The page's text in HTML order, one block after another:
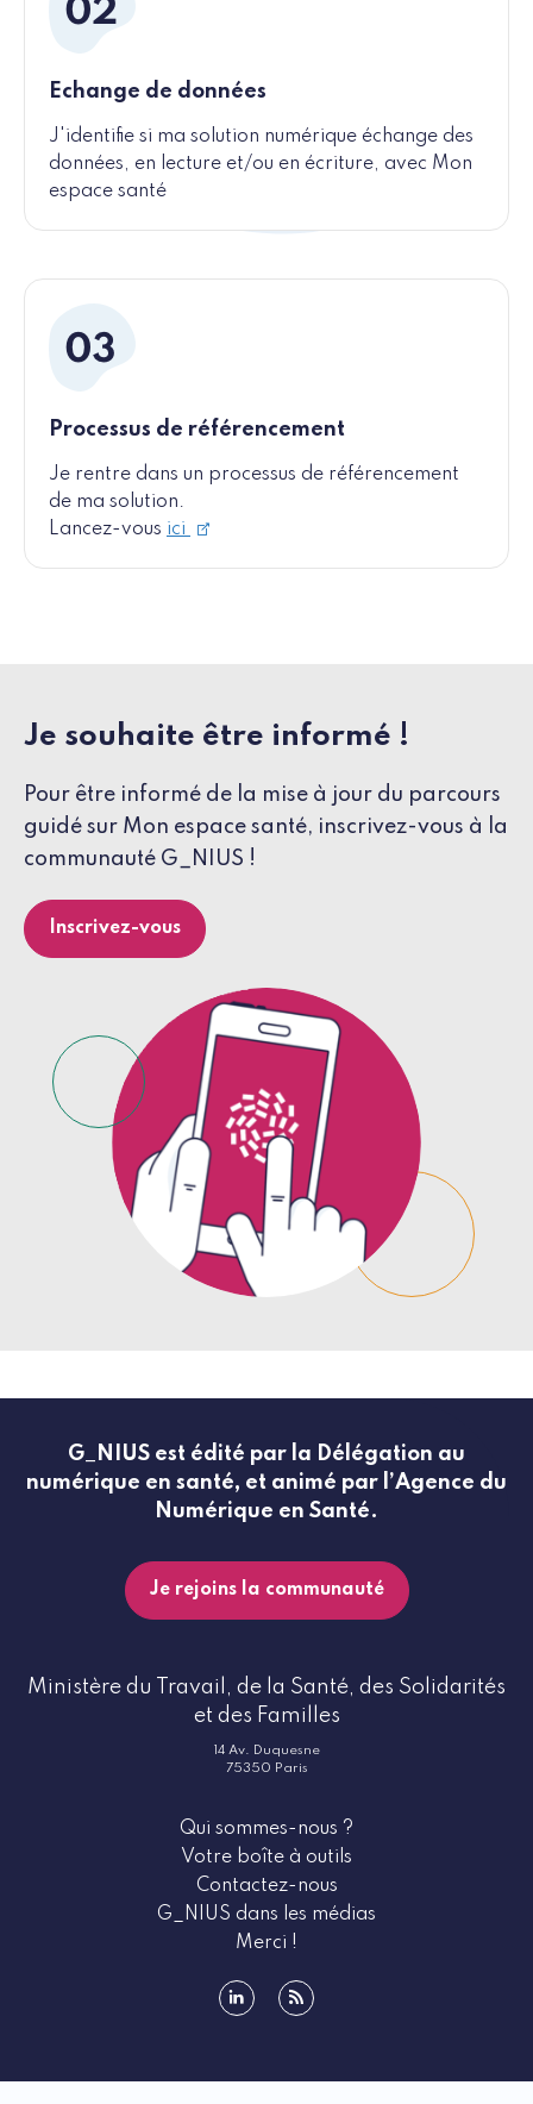
Echange de données
J'identifie si ma solution numérique échange des
données, en lecture et/ou en écriture, avec Mon
espace santé
Processus de référencement
Je rentre dans un processus de référencement
de ma solution.
Lancez-vous ici
Je souhaite être informé !
Pour être informé de la mise à jour du parcours
guidé sur Mon espace santé, inscrivez-vous à la
communauté G_NIUS !
Inscrivez-vous
G_NIUS est édité par la Délégation au
numérique en santé, et animé par l’Agence du
Numérique en Santé.
Je rejoins la communauté
Ministère du Travail, de la Santé, des Solidarités
et des Familles
14 Av. Duquesne
75350 Paris
Qui sommes-nous ?
Votre boîte à outils
Contactez-nous
G_NIUS dans les médias
Merci !